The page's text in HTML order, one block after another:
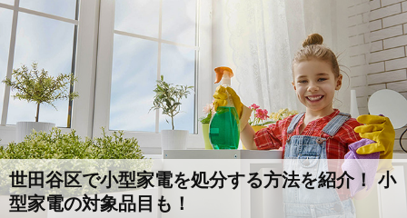
世田谷区で小型家電を処分する方法を紹介！ 小
型家電の対象品目も！